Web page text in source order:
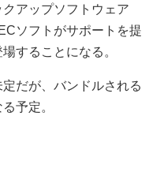
アップソフトウェア
ソフトがサポートを提
することになる。
だが、バンドルされる
予定。